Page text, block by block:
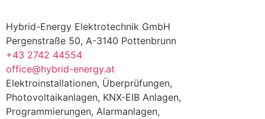
Hybrid-Energy Elektrotechnik GmbH
Pergenstraße 50, A-3140 Pottenbrunn
+43 2742 44554
office@hybrid-energy.at
Elektroinstallationen, Überprüfungen,
Photovoltaikanlagen, KNX-EIB Anlagen,
Programmierungen, Alarmanlagen,